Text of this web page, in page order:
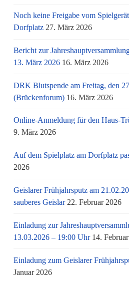
Noch keine Freigabe vom
Dorfplatz 27. März 2026
Bericht zur
13. März 2026 16. März 2026
DRK Blutspende am Freitag, den
(Brückenforum) 16. März 2026
Online-Anmeldung für den Haus-
9. März 2026
Auf dem Spielplatz am Dorfplatz
2026
Geislarer Frühjahrsputz am
sauberes Geislar 22. Februar 2026
Einladung zur
13.03.2026 – 19:00 Uhr 14.
Einladung zum Geislarer
Januar 2026